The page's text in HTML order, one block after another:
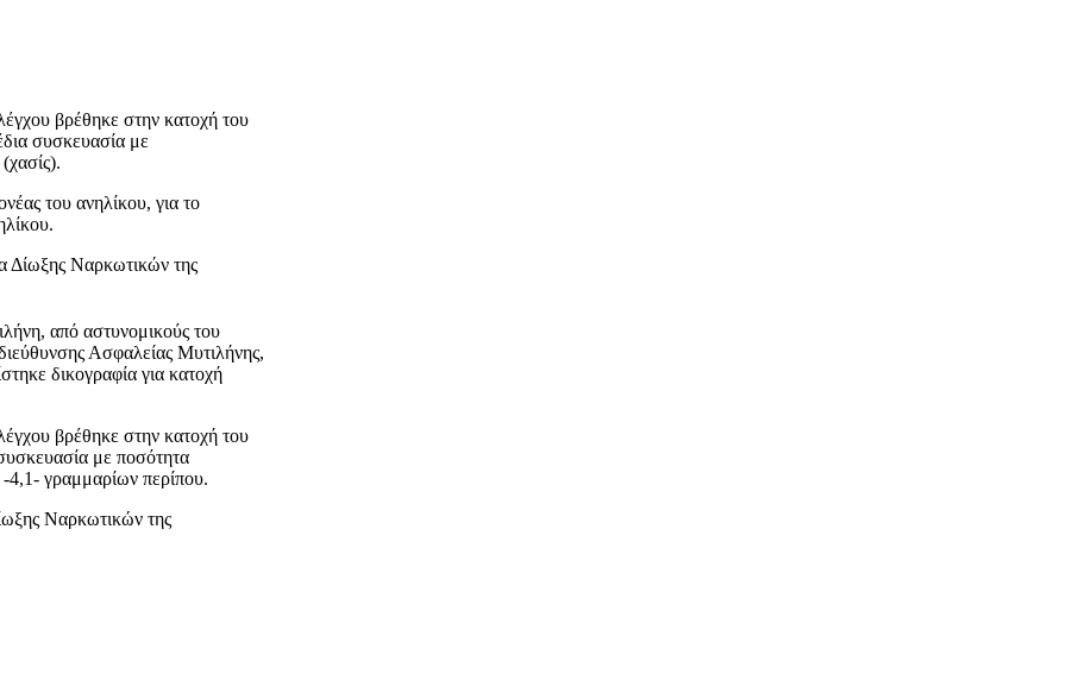
βρέθηκε στην κατοχή του
συσκευασία με
του ανηλίκου, για το
Δίωξης Ναρκωτικών της
από αστυνομικούς του
Ασφαλείας Μυτιλήνης,
δικογραφία για κατοχή
βρέθηκε στην κατοχή του
με ποσότητα
4,1- γραμμαρίων περίπου.
Ναρκωτικών της